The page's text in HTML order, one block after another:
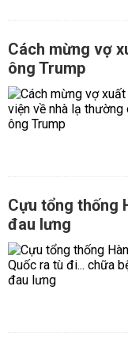
Cách mừng vợ
ông Trump
Cựu tổng thống
đau lưng